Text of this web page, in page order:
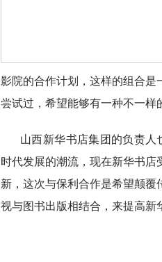
影院的合作计划，这样的组合
尝试过，希望能够有一种不一样
山西新华书店集团的负责
时代发展的潮流，现在新华书
新，这次与保利合作是希望颠
视与图书出版相结合，来提高新